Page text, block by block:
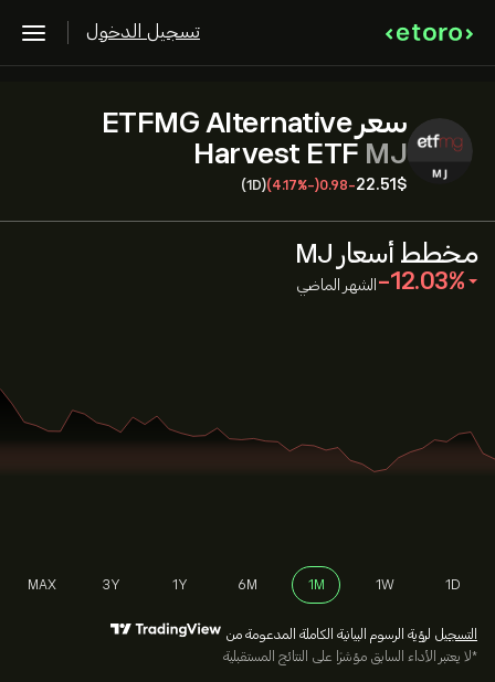
تسجيل الدخول
سعر ETFMG Alternative
Harvest ETF MJ
22.51‎$‎
-0.98
(-4.17%)
(1D)
مخطط أسعار MJ
‎-12.03‎ الشهر الماضي
1D
1W
1M
6M
1Y
3Y
MAX
التسجيل لرؤية الرسوم البيانية الكاملة المدعومة من
*لا يعتبر الأداء السابق مؤشرًا على النتائج المستقبلية